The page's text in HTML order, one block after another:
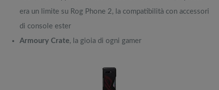
era un limite su Rog Phone 2, la compatibilità con accessori
di console ester
Armoury Crate, la gioia di ogni gamer